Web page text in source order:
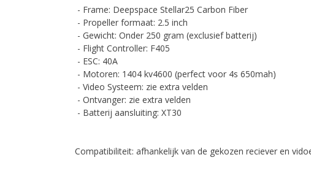
- Frame: Deepspace Stellar25 Carbon Fiber
- Propeller formaat: 2.5 inch
- Gewicht: Onder 250 gram (exclusief batterij)
- Flight Controller: F405
- ESC: 40A
- Motoren: 1404 kv4600 (perfect voor 4s 650mah)
- Video Systeem: zie extra velden
- Ontvanger: zie extra velden
- Batterij aansluiting: XT30
Compatibiliteit: afhankelijk van de gekozen reciever en